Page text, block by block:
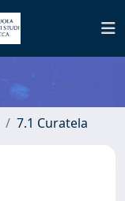
7.1 Curatela